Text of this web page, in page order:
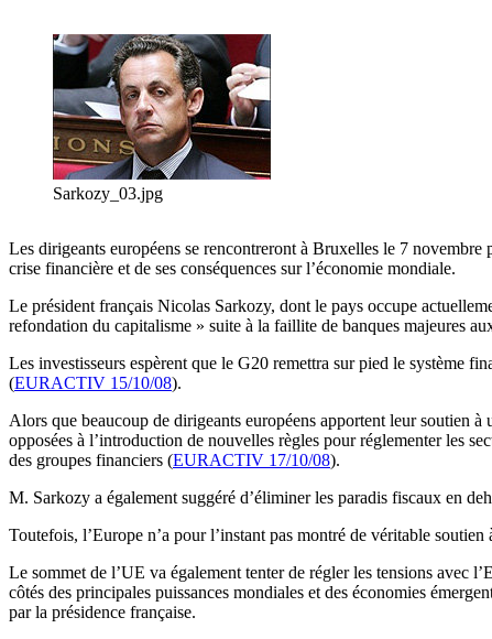
Sarkozy_03.jpg
Les dirigeants européens se rencontreront à Bruxelles le 7
crise financière et de ses conséquences sur l’économie mondiale.
Le président français Nicolas Sarkozy, dont le pays occupe
refondation du capitalisme » suite à la faillite de banques majeures
Les investisseurs espèrent que le G20 remettra sur pied le système
(EURACTIV 15/10/08).
Alors que beaucoup de dirigeants européens apportent leur soutien
opposées à l’introduction de nouvelles règles pour réglementer les
des groupes financiers (EURACTIV 17/10/08).
M. Sarkozy a également suggéré d’éliminer les paradis fiscaux en
Toutefois, l’Europe n’a pour l’instant pas montré de véritable soutien
Le sommet de l’UE va également tenter de régler les tensions avec
côtés des principales puissances mondiales et des économies
par la présidence française.